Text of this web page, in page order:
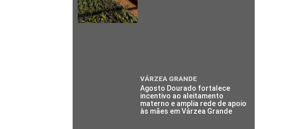
VÁRZEA GRANDE
Agosto Dourado fortalece
incentivo ao aleitamento
materno e amplia rede de apoio
às mães em Várzea Grande